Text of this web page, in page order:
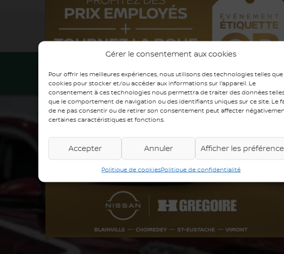
Gérer le consentement aux cookies
Pour offrir les meilleures expériences, nous utilisons des technologies telles que
cookies pour stocker et/ou accéder aux informations sur l'appareil. Le
consentement à ces technologies nous permettra de traiter des données
que le comportement de navigation ou des identifiants uniques sur ce site. Le
de ne pas consentir ou de retirer son consentement peut affecter
certaines caractéristiques et fonctions.
Accepter Annuler Afficher les
Politique de cookiesPolitique de confidentialité
Mentions légales